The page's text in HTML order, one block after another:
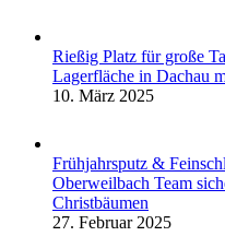
Rießig Platz für große
Lagerfläche in Dachau
10. März 2025
Frühjahrsputz &
Oberweilbach Team
Christbäumen
27. Februar 2025